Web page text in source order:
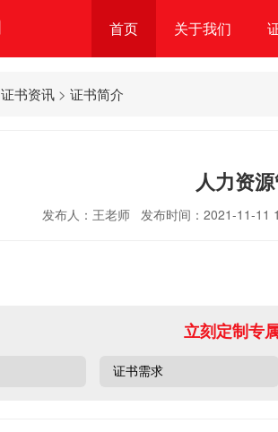
首页 关于我们
证书资讯 > 证书简介
人力资
发布人：王老师 发布时间：2021-11-11
立刻定制专